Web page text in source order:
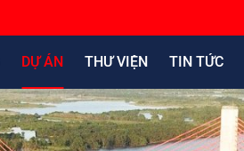
DỰ ÁN THƯ VIỆN TIN TỨC